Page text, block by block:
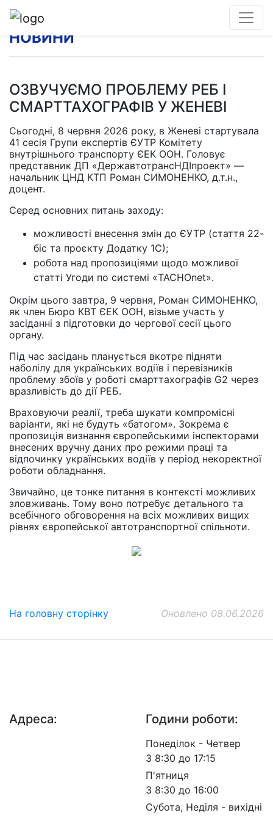
НОВИНИ
ОЗВУЧУЄМО ПРОБЛЕМУ РЕБ І
СМАРТТАХОГРАФІВ У ЖЕНЕВІ
Сьогодні, 8 червня 2026 року, в Женеві стартувала
41 сесія Групи експертів ЄУТР Комітету
внутрішнього транспорту ЄЕК ООН. Головує
представник ДП «ДержавтотрансНДІпроект» —
начальник ЦНД КТП Роман СИМОНЕНКО, д.т.н.,
доцент.
Серед основних питань заходу:
можливості внесення змін до ЄУТР (стаття 22-
біс та проєкту Додатку 1С);
робота над пропозиціями щодо можливої
статті Угоди по системі «TACHOnet».
Окрім цього завтра, 9 червня, Роман СИМОНЕНКО,
як член Бюро КВТ ЄЕК ООН, візьме участь у
засіданні з підготовки до чергової сесії цього
органу.
Під час засідань планується вкотре підняти
наболілу для українських водіїв і перевізників
проблему збоїв у роботі смарттахографів G2 через
вразливість до дії РЕБ.
Враховуючи реалії, треба шукати компромісні
варіанти, які не будуть «батогом». Зокрема є
пропозиція визнання європейськими інспекторами
внесених вручну даних про режими праці та
відпочинку українських водіїв у період некоректної
роботи обладнання.
Звичайно, це тонке питання в контексті можливих
зловживань. Тому воно потребує детального та
всебічного обговорення на всіх можливих вищих
рівнях європейської автотранспортної спільноти.
На головну сторінку Оновлено 08.06.2026
Адреса: Години роботи:
Понеділок - Четвер
З 8:30 до 17:15
П'ятниця
З 8:30 до 16:00
Субота, Неділя - вихідні